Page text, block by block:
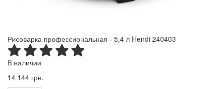
Рисоварка профессиональная - 5,4 л Hendi 240403
В наличии
14 144 грн.